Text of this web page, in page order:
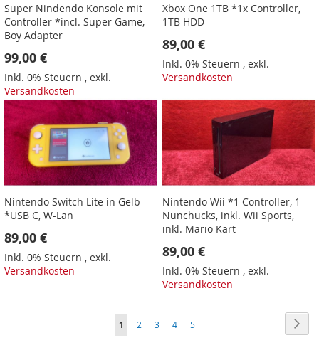
Super Nindendo Konsole mit
Controller *incl. Super Game,
Boy Adapter
99,00 €
Inkl. 0% Steuern , exkl.
Versandkosten
Xbox One 1TB *1x Controller,
1TB HDD
89,00 €
Inkl. 0% Steuern ,exkl.
Versandkosten
Nintendo Switch Lite in Gelb
*USB C, W-Lan
89,00 €
Inkl. 0% Steuern , exkl.
Versandkosten
Nintendo Wii *1 Controller, 1
Nunchucks, inkl. Wii Sports,
inkl. Mario Kart
89,00 €
Inkl. 0% Steuern ,exkl.
Versandkosten
Seite
Sie
1 Seite
2 Seite
3 Seite
4 Seite
5